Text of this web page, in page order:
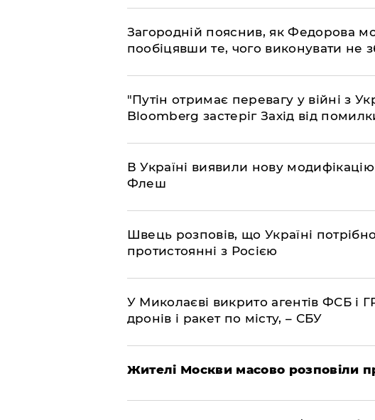
Загородній пояснив, як Федорова
пообіцявши те, чого виконувати не
"Путін отримає перевагу у війні з
Bloomberg застеріг Захід від
В Україні виявили нову
Флеш
Швець розповів, що Україні
протистоянні з Росією
У Миколаєві викрито агентів ФСБ і
дронів і ракет по місту, – СБУ
Жителі Москви масово розповіли